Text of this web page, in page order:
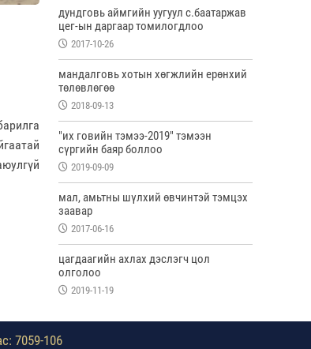
дундговь аймгийн уугуул с.баатаржав
цег-ын даргаар томилогдлоо
2017-10-26
мандалговь хотын хөгжлийн ерөнхий
төлөвлөгөө
2018-09-13
"их говийн тэмээ-2019" тэмээн
сүргийн баяр боллоо
2019-09-09
мал, амьтны шүлхий өвчинтэй тэмцэх
заавар
2017-06-16
цагдаагийн ахлах дэслэгч цол
олголоо
2019-11-19
7059-106